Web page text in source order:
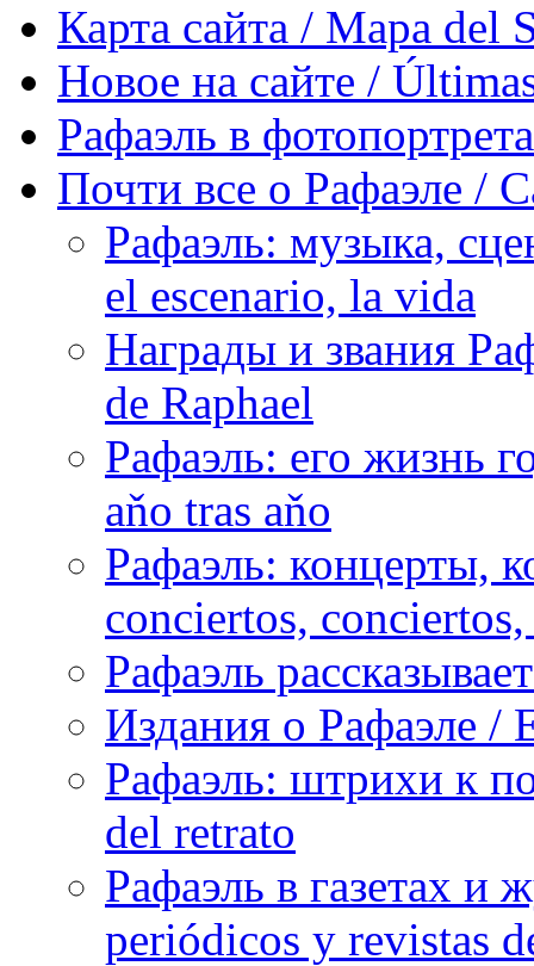
Карта сайта / Mapa del
Новое на сайте /
Рафаэль в
Почти все о Рафаэле /
Рафаэль: музыка,
el escenario, la vida
Награды и звания
de Raphael
Рафаэль: его жизнь
aňo tras aňo
Рафаэль: концерты,
conciertos,
Рафаэль
Издания о Рафаэле /
Рафаэль: штрихи к
del retrato
Рафаэль в газетах и
periódicos y revistas